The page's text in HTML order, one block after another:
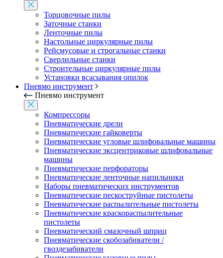
Торцовочные пилы
Заточные станки
Ленточные пилы
Настольные циркулярные пилы
Рейсмусовые и строгальные станки
Сверлильные станки
Строительные циркулярные пилы
Установки всасывания опилок
Пневмо инструмент
Пневмо инструмент
Компрессоры
Пневматические дрели
Пневматические гайковерты
Пневматические угловые шлифовальные машины
Пневматические эксцентриковые шлифовальные
машины
Пневматические перфораторы
Пневматические ленточные напильники
Наборы пневматических инструментов
Пневматические пескоструйные пистолеты
Пневматические распылительные пистолеты
Пневматические краскораспылительные
пистолеты
Пневматический смазочный шприц
Пневматические скобозабиватели /
гвоздезабиватели